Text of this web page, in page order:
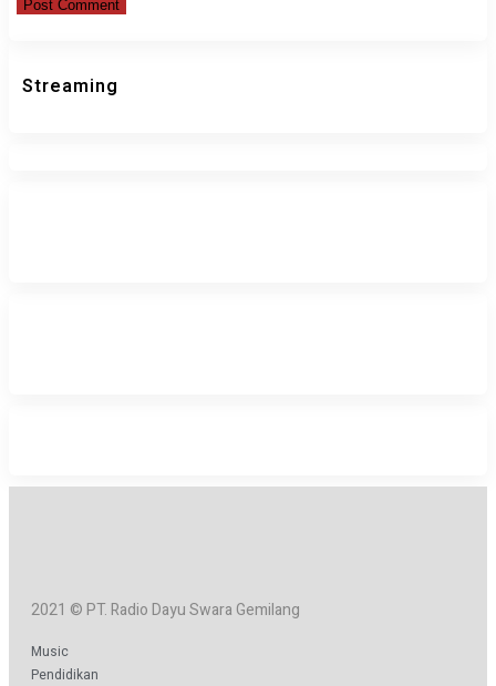
Streaming
2021 © PT. Radio Dayu Swara Gemilang
Music
Pendidikan